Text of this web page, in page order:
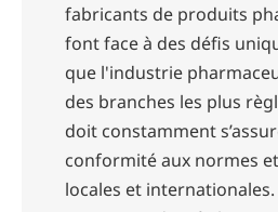
fabricants de produits
font face à des défis
que l'industrie
des branches les plus
doit constamment
conformité aux normes
locales et